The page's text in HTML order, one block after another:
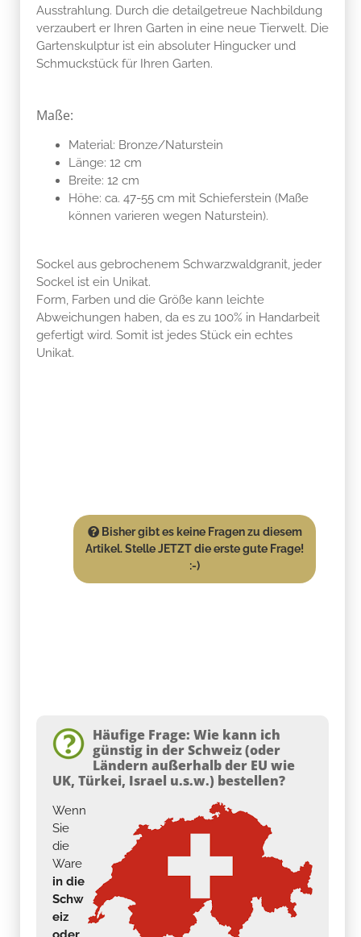
Ausstrahlung. Durch die detailgetreue Nachbildung
verzaubert er Ihren Garten in eine neue Tierwelt. Die
Gartenskulptur ist ein absoluter Hingucker und
Schmuckstück für Ihren Garten.
Maße:
Material: Bronze/Naturstein
Länge: 12 cm
Breite: 12 cm
Höhe: ca. 47-55 cm mit Schieferstein (Maße
können varieren wegen Naturstein).
Sockel aus gebrochenem Schwarzwaldgranit, jeder
Sockel ist ein Unikat.
Form, Farben und die Größe kann leichte
Abweichungen haben, da es zu 100% in Handarbeit
gefertigt wird. Somit ist jedes Stück ein echtes
Unikat.
Bisher gibt es keine Fragen zu diesem
Artikel. Stelle JETZT die erste gute Frage!
:-)
Häufige Frage: Wie kann ich
günstig in der Schweiz (oder
Ländern außerhalb der EU wie
UK, Türkei, Israel u.s.w.) bestellen?
Wenn
Sie
die
Ware
in die
Schw
eiz